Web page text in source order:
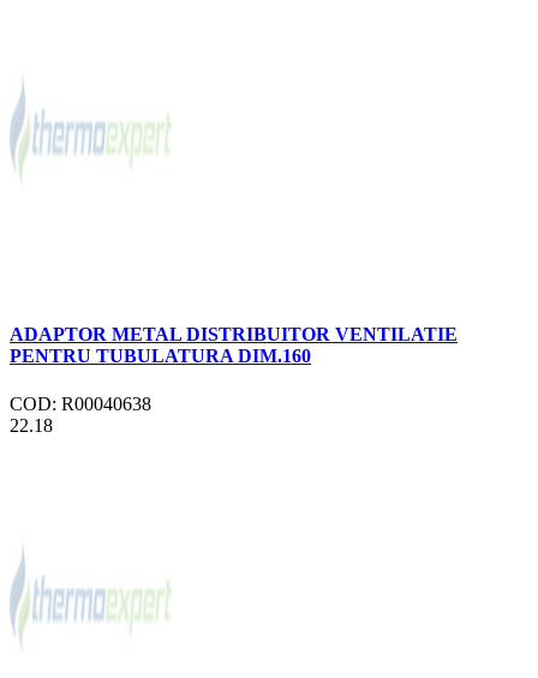
ADAPTOR METAL DISTRIBUITOR VENTILATIE
PENTRU TUBULATURA DIM.160
COD: R00040638
22.18